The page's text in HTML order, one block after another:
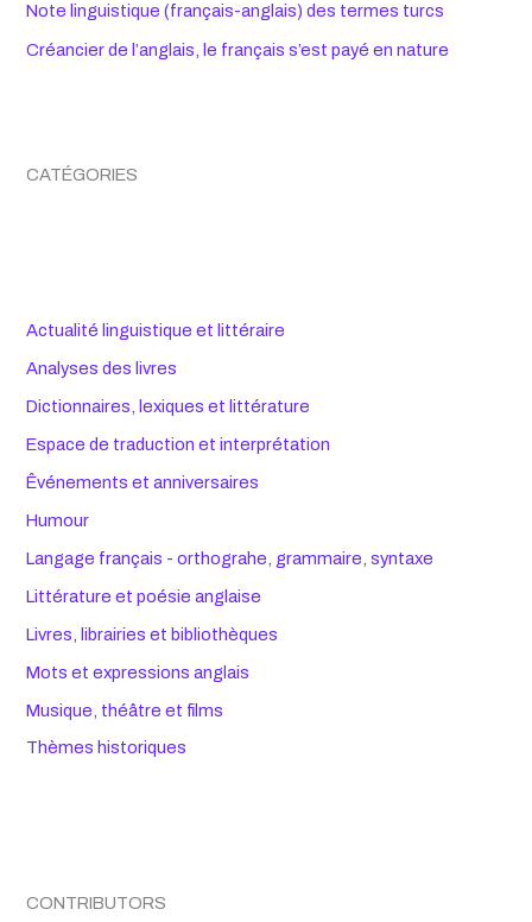
Note linguistique (français-anglais) des termes turcs
Créancier de l’anglais, le français s’est payé en nature
CATÉGORIES
Actualité linguistique et littéraire
Analyses des livres
Dictionnaires, lexiques et littérature
Espace de traduction et interprétation
Êvénements et anniversaires
Humour
Langage français - orthograhe, grammaire, syntaxe
Littérature et poésie anglaise
Livres, librairies et bibliothèques
Mots et expressions anglais
Musique, théâtre et films
Thèmes historiques
CONTRIBUTORS